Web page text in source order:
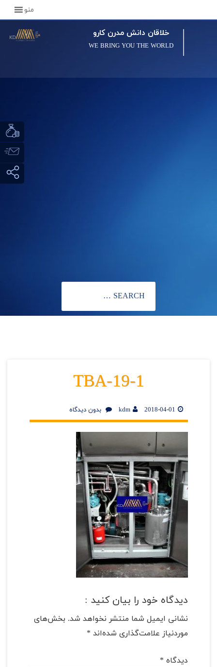
خلاقان دانش مدرن کارو
WE BRING YOU THE WORLD
منو
TBA-19-1
2018-04-01
kdm بدون دیدگاه
دیدگاه خود را بیان کنید :
نشانی ایمیل شما منتشر نخواهد شد. بخش‌های
موردنیاز علامت‌گذاری شده‌اند *
دیدگاه *